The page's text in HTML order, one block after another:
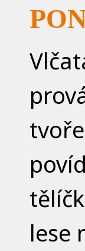
lese